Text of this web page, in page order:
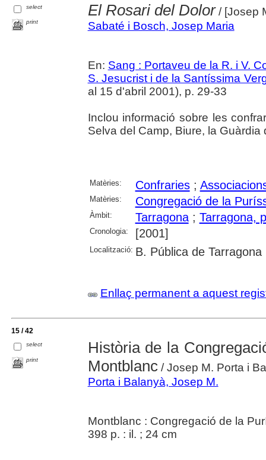
select
print
El Rosari del Dolor/ [Josep
Sabaté i Bosch, Josep Maria
En: Sang : Portaveu de la R. i V.
S. Jesucrist i de la Santíssima
al 15 d'abril 2001), p. 29-33
Inclou informació sobre les
Selva del Camp, Biure, la
Matèries: Confraries;
Matèries: Congregació de la
Àmbit: Tarragona; Tarragona,
Cronologia: [2001]
Localització: B. Pública de Tarragona
Enllaç permanent a aquest
15 / 42
select
print
Història de la
Montblanc/ Josep M. Porta i
Porta i Balanyà, Josep M.
Montblanc : Congregació de la
398 p. : il. ; 24 cm